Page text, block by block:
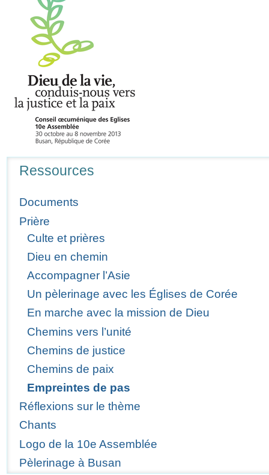
Ressources
Documents
Prière
Culte et prières
Dieu en chemin
Accompagner l’Asie
Un pèlerinage avec les Églises de Corée
En marche avec la mission de Dieu
Chemins vers l’unité
Chemins de justice
Chemins de paix
Empreintes de pas
Réflexions sur le thème
Chants
Logo de la 10e Assemblée
Pèlerinage à Busan